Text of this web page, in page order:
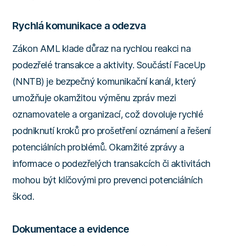
Rychlá komunikace a odezva
Zákon AML klade důraz na rychlou reakci na
podezřelé transakce a aktivity. Součástí FaceUp
(NNTB) je bezpečný komunikační kanál, který
umožňuje okamžitou výměnu zpráv mezi
oznamovatele a organizací, což dovoluje rychlé
podniknutí kroků pro prošetření oznámení a řešení
potenciálních problémů. Okamžité zprávy a
informace o podezřelých transakcích či aktivitách
mohou být klíčovými pro prevenci potenciálních
škod.
Dokumentace a evidence